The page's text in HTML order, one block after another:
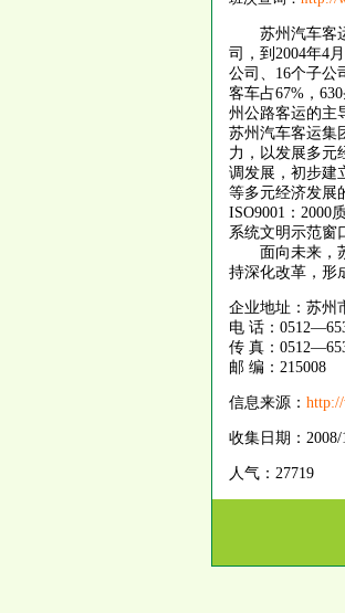
苏州汽车客运
司，到2004年4
公司、16个子公
客车占67%，
州公路客运的主
苏州汽车客运集
力，以发展多元
调发展，初步建
等多元经济发展
ISO9001：2000
系统文明示范窗
面向未来，苏
持深化改革，形
企业地址：苏州
电 话：
传 真：
邮 编：215008
信息来源： http://
收集日期：2008/
人气：27719